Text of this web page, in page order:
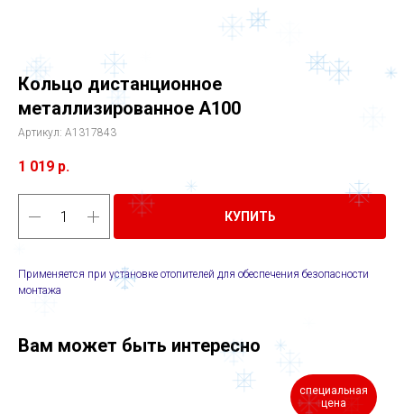
Кольцо дистанционное
металлизированное А100
Артикул: A1317843
1 019 р.
КУПИТЬ
Применяется при установке отопителей для обеспечения безопасности
монтажа
Вам может быть интересно
специальная
цена